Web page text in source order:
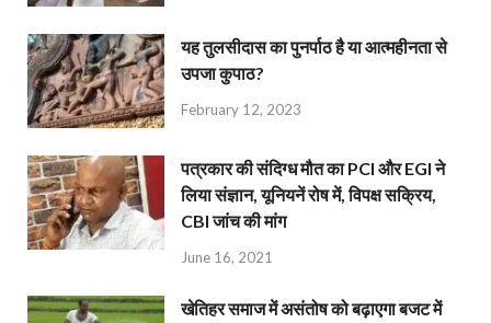
यह तुलसीदास का पुनर्पाठ है या आत्महीनता से
उपजा कुपाठ?
February 12, 2023
पत्रकार की संदिग्ध मौत का PCI और EGI ने
लिया संज्ञान, यूनियनें रोष में, विपक्ष सक्रिय,
CBI जांच की मांग
June 16, 2021
खेतिहर समाज में असंतोष को बढ़ाएगा बजट में